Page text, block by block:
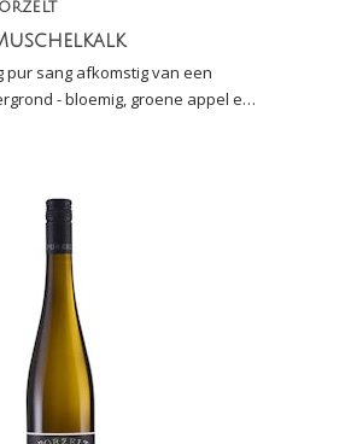
pur sang afkomstig van een
- bloemig, groene appel en